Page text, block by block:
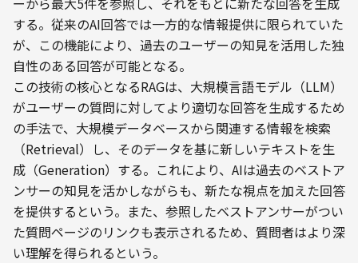
する。従来のAI回答では一方的な情報提供に限られていた
が、この機能により、過去のユーザーの知見を活用した独
自性のある回答が可能となる。
この技術の核心となるRAGは、大規模言語モデル（LLM）
がユーザーの質問に対してより適切な回答を生成するため
の手法で、大規模データベースから関連する情報を検索
（Retrieval）し、そのデータを基に新しいテキストを生
成（Generation）する。これにより、AIは過去のベストア
ンサーの知見を活かしながらも、新たな視点を加えた回答
を提供するという。また、参照したベストアンサーがつい
た質問ページのリンクも表示されるため、質問者はより深
い理解を得られるという。